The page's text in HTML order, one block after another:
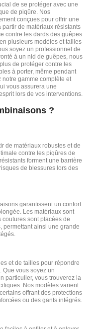
de se protéger avec une
de piqûre. Nos
conçues pour offrir une
de matériaux résistants
contre les dards des guêpes
plusieurs modèles et tailles
soyez un professionnel de
à un nid de guêpes, nous
de protéger contre les
à porter, même pendant
gamme complète et
vous assurera une
lors de vos interventions.
?
de matériaux robustes et de
contre les piqûres de
forment une barrière
de blessures lors des
garantissent un confort
Les matériaux sont
sont placées de
permettant ainsi une grande
et de tailles pour répondre
Que vous soyez un
particulier, vous trouverez la
Nos modèles varient
offrant des protections
ou des gants intégrés.